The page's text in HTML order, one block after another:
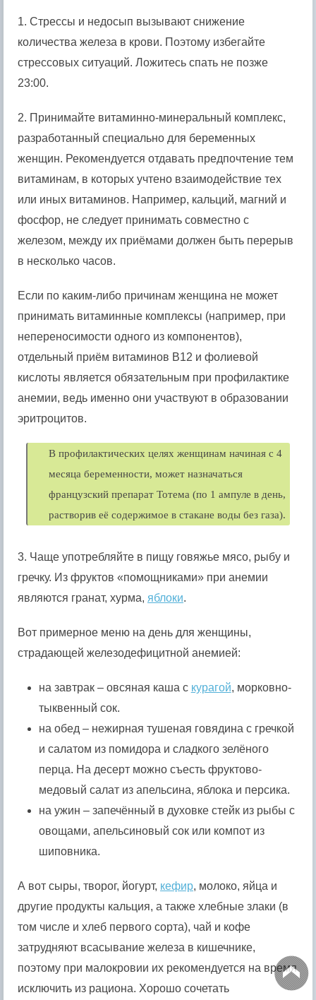
1. Стрессы и недосып вызывают снижение
количества железа в крови. Поэтому избегайте
стрессовых ситуаций. Ложитесь спать не позже
23:00.
2. Принимайте витаминно-минеральный комплекс,
разработанный специально для беременных
женщин. Рекомендуется отдавать предпочтение тем
витаминам, в которых учтено взаимодействие тех
или иных витаминов. Например, кальций, магний и
фосфор, не следует принимать совместно с
железом, между их приёмами должен быть перерыв
в несколько часов.
Если по каким-либо причинам женщина не может
принимать витаминные комплексы (например, при
непереносимости одного из компонентов),
отдельный приём витаминов B12 и фолиевой
кислоты является обязательным при профилактике
анемии, ведь именно они участвуют в образовании
эритроцитов.
В профилактических целях женщинам начиная с 4
месяца беременности, может назначаться
французский препарат Тотема (по 1 ампуле в день,
растворив её содержимое в стакане воды без газа).
3. Чаще употребляйте в пищу говяжье мясо, рыбу и
гречку. Из фруктов «помощниками» при анемии
являются гранат, хурма, яблоки.
Вот примерное меню на день для женщины,
страдающей железодефицитной анемией:
на завтрак – овсяная каша с курагой, морковно-
тыквенный сок.
на обед – нежирная тушеная говядина с гречкой
и салатом из помидора и сладкого зелёного
перца. На десерт можно съесть фруктово-
медовый салат из апельсина, яблока и персика.
на ужин – запечённый в духовке стейк из рыбы с
овощами, апельсиновый сок или компот из
шиповника.
А вот сыры, творог, йогурт, кефир, молоко, яйца и
другие продукты кальция, а также хлебные злаки (в
том числе и хлеб первого сорта), чай и кофе
затрудняют всасывание железа в кишечнике,
поэтому при малокровии их рекомендуется на время
исключить из рациона. Хорошо сочетать